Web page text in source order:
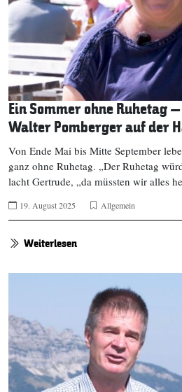
Ein Sommer ohne Ruhetag
Walter Pomberger auf der
Von Ende Mai bis Mitte September
ganz ohne Ruhetag. „Der Ruhetag
lacht Gertrude, „da müssten wir alles
19. August 2025 Allgemein
Weiterlesen